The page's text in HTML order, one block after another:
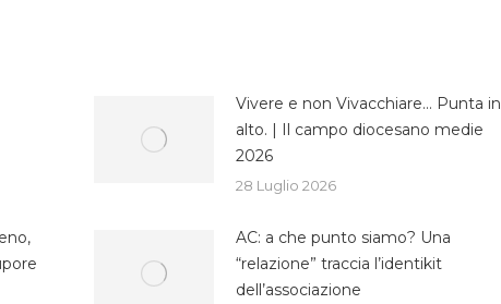
Vivere e non Vivacchiare… Punta in
alto. | Il campo diocesano medie
2026
28 Luglio 2026
AC: a che punto siamo? Una
“relazione” traccia l’identikit
dell’associazione